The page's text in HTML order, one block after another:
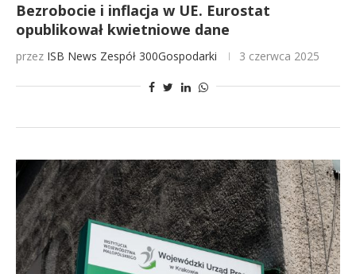
Bezrobocie i inflacja w UE. Eurostat
opublikował kwietniowe dane
przez ISB News Zespół 300Gospodarki 3 czerwca 2025